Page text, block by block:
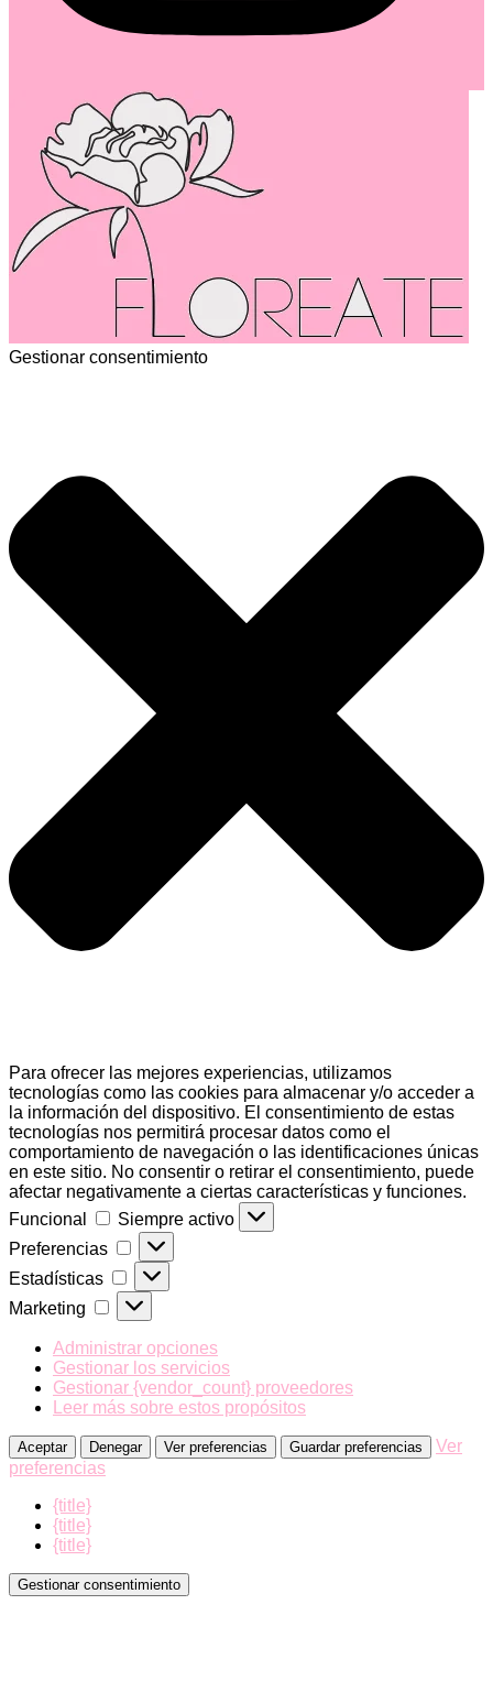
Gestionar consentimiento
Para ofrecer las mejores experiencias, utilizamos
tecnologías como las cookies para almacenar y/o acceder a
la información del dispositivo. El consentimiento de estas
tecnologías nos permitirá procesar datos como el
comportamiento de navegación o las identificaciones únicas
en este sitio. No consentir o retirar el consentimiento, puede
afectar negativamente a ciertas características y funciones.
Funcional
Funcional
Siempre activo
Preferencias
Preferencias
Estadísticas Estadísticas
Marketing Marketing
Administrar opciones
Gestionar los servicios
Gestionar {vendor_count} proveedores
Leer más sobre estos propósitos
Aceptar Denegar Ver preferencias Guardar preferencias
Ver
preferencias
{title}
{title}
{title}
Gestionar consentimiento